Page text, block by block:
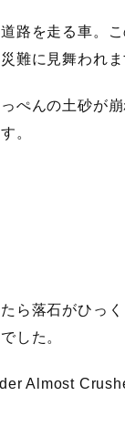
路を走る車。
難に見舞われま
ぺんの土砂が
。
ら落石がひっ
した。
Almost